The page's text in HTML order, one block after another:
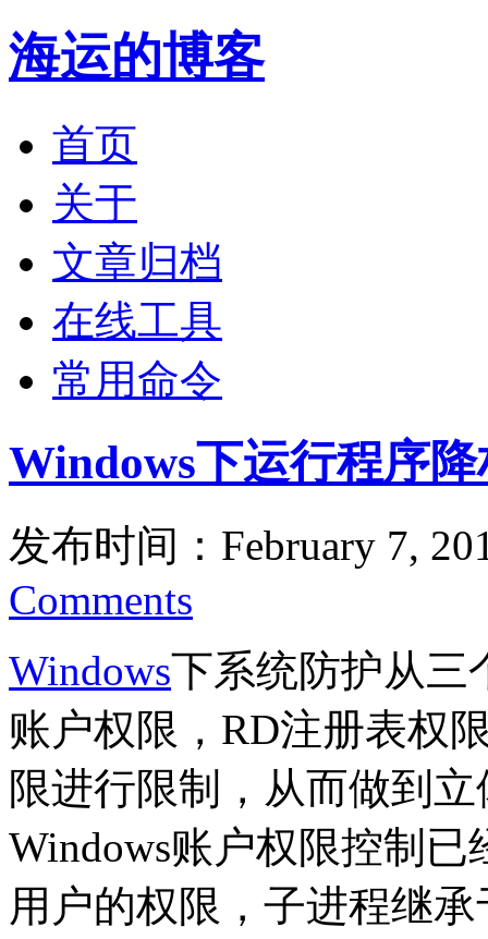
海运的博客
首页
关于
文章归档
在线工具
常用命令
Windows下运行程序
发布时间：February 7,
Comments
Windows下系统防护从三
账户权限，RD注册表权
限进行限制，从而做到
Windows账户权限控制
用户的权限，子进程继